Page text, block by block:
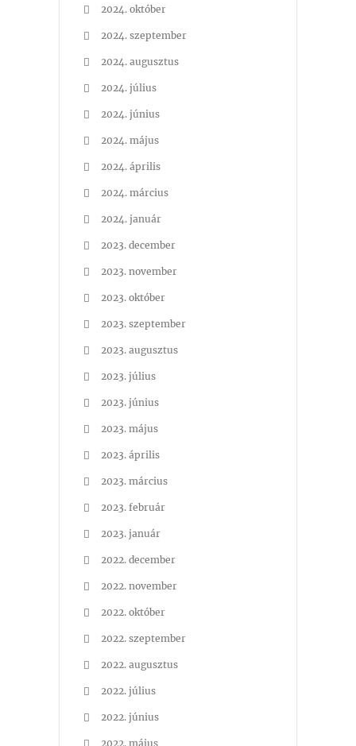
2024. október
2024. szeptember
2024. augusztus
2024. július
2024. június
2024. május
2024. április
2024. március
2024. január
2023. december
2023. november
2023. október
2023. szeptember
2023. augusztus
2023. július
2023. június
2023. május
2023. április
2023. március
2023. február
2023. január
2022. december
2022. november
2022. október
2022. szeptember
2022. augusztus
2022. július
2022. június
2022. május